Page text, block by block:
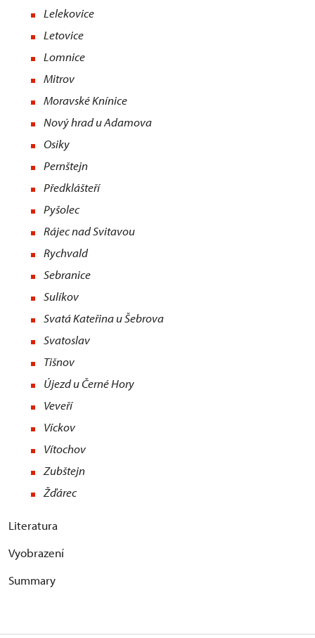
Lelekovice
Letovice
Lomnice
Mitrov
Moravské Knínice
Nový hrad u Adamova
Osiky
Pernštejn
Předklášteří
Pyšolec
Rájec nad Svitavou
Rychvald
Sebranice
Sulíkov
Svatá Kateřina u Šebrova
Svatoslav
Tišnov
Újezd u Černé Hory
Veveří
Víckov
Vítochov
Zubštejn
Žďárec
Literatura
Vyobrazení
Summary